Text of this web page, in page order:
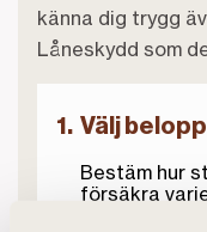
känna dig trygg
Låneskydd som
1. Välj
Bestäm hur
försäkra